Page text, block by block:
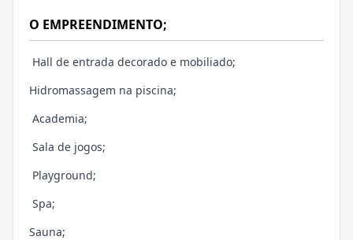
O EMPREENDIMENTO;
Hall de entrada decorado e mobiliado;
Hidromassagem na piscina;
Academia;
Sala de jogos;
Playground;
Spa;
Sauna;